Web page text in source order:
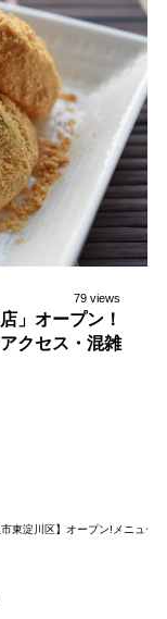
79 views
」オープン！
クセス・混雑
東淀川区】オープン!メニュー